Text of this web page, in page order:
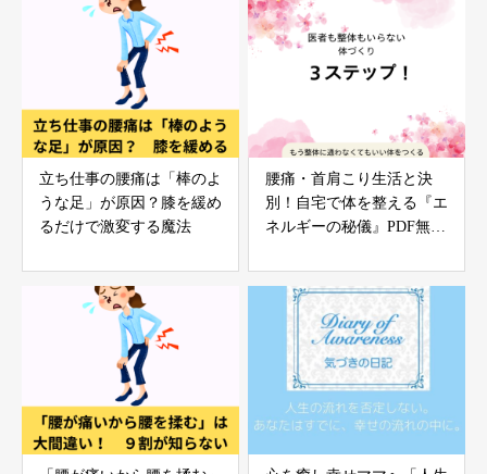
立ち仕事の腰痛は「棒のよ
うな足」が原因？膝を緩め
るだけで激変する魔法
腰痛・首肩こり生活と決
別！自宅で体を整える『エ
ネルギーの秘儀』PDF無料